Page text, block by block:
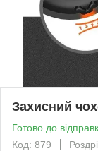
Захисний
Готово до
Код: 879